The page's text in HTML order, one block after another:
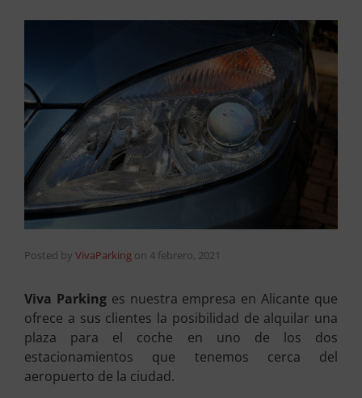
Posted by VivaParking on 4 febrero, 2021
Viva Parkinges nuestra empresa en Alicante que
ofrece a sus clientes la posibilidad de alquilar una
plaza para el coche en uno de los dos
estacionamientos que tenemos cerca del
aeropuerto de la ciudad.